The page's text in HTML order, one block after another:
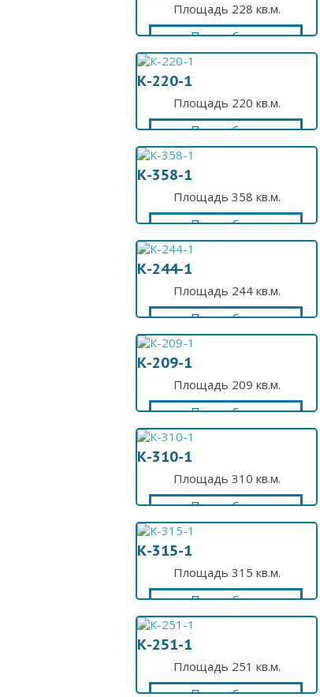
Площадь 228 кв.м.
Подробнее
К-220-1
Площадь 220 кв.м.
Подробнее
К-358-1
Площадь 358 кв.м.
Подробнее
К-244-1
Площадь 244 кв.м.
Подробнее
К-209-1
Площадь 209 кв.м.
Подробнее
К-310-1
Площадь 310 кв.м.
Подробнее
К-315-1
Площадь 315 кв.м.
Подробнее
К-251-1
Площадь 251 кв.м.